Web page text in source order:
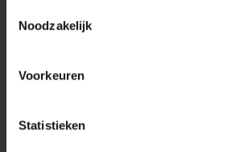
Noodzakelijk
Voorkeuren
Statistieken
Klantenservice